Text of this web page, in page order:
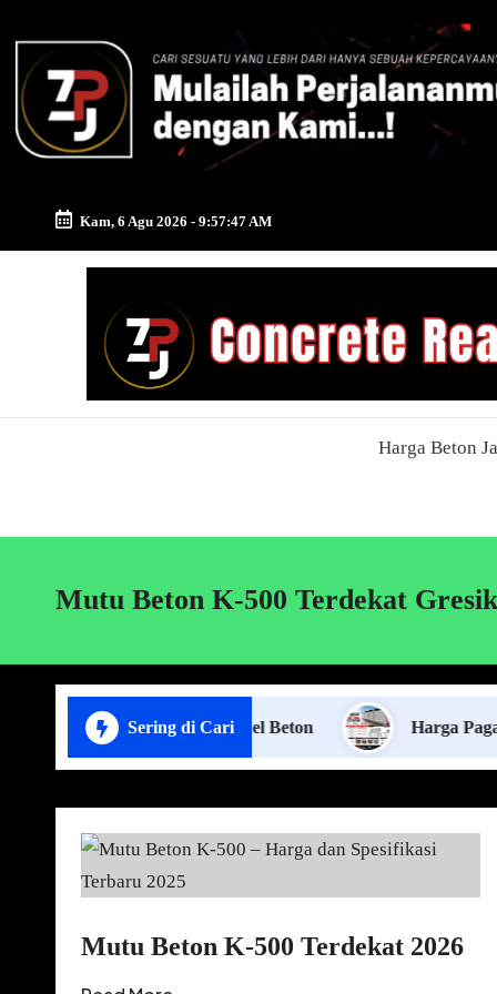
content
Kam, 6 Agu 2026 - 9:57:48 AM
Harga Beton
Mutu Beton K-500 Terdekat Gresik
Sering di Cari
Jasa Pasang Pagar Panel Beton Harga Pagar Panel
Mutu Beton K-500 Terdekat 2026